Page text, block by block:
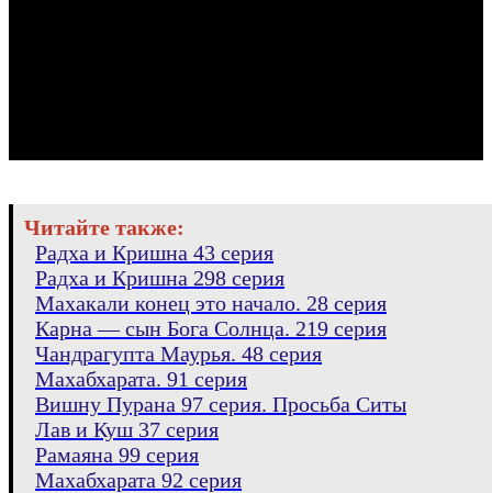
Читайте также:
Радха и Кришна 43 серия
Радха и Кришна 298 серия
Махакали конец это начало. 28 серия
Карна — сын Бога Солнца. 219 серия
Чандрагупта Маурья. 48 серия
Махабхарата. 91 серия
Вишну Пурана 97 серия. Просьба Ситы
Лав и Куш 37 серия
Рамаяна 99 серия
Махабхарата 92 серия